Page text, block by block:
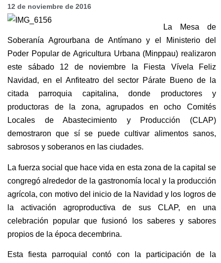
12 de noviembre de 2016
La Mesa de
Soberanía Agrourbana de Antímano y el Ministerio del
Poder Popular de Agricultura Urbana (Minppau) realizaron
este sábado 12 de noviembre la Fiesta Vívela Feliz
Navidad, en el Anfiteatro del sector Párate Bueno de la
citada parroquia capitalina, donde productores y
productoras de la zona, agrupados en ocho Comités
Locales de Abastecimiento y Producción (CLAP)
demostraron que sí se puede cultivar alimentos sanos,
sabrosos y soberanos en las ciudades.
La fuerza social que hace vida en esta zona de la capital se
congregó alrededor de la gastronomía local y la producción
agrícola, con motivo del inicio de la Navidad y los logros de
la activación agroproductiva de sus CLAP, en una
celebración popular que fusionó los saberes y sabores
propios de la época decembrina.
Esta fiesta parroquial contó con la participación de la